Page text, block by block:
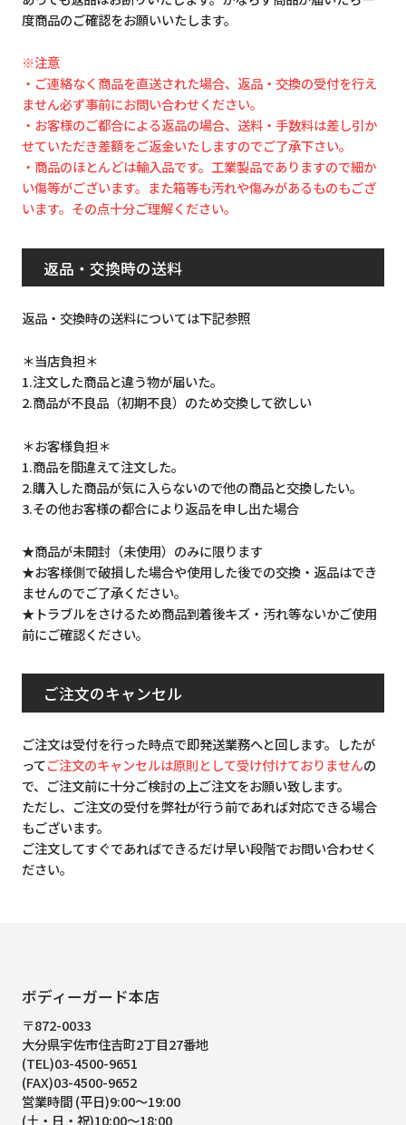
度商品のご確認をお願いいたします。
※注意
・ご連絡なく商品を直送された場合、返品・交換の受付を行え
ません必ず事前にお問い合わせください。
・お客様のご都合による返品の場合、送料・手数料は差し引か
せていただき差額をご返金いたしますのでご了承下さい。
・商品のほとんどは輸入品です。工業製品でありますので細か
い傷等がございます。また箱等も汚れや傷みがあるものもござ
います。その点十分ご理解ください。
返品・交換時の送料
返品・交換時の送料については下記参照
＊当店負担＊
1.注文した商品と違う物が届いた。
2.商品が不良品（初期不良）のため交換して欲しい
＊お客様負担＊
1.商品を間違えて注文した。
2.購入した商品が気に入らないので他の商品と交換したい。
3.その他お客様の都合により返品を申し出た場合
★商品が未開封（未使用）のみに限ります
★お客様側で破損した場合や使用した後での交換・返品はでき
ませんのでご了承ください。
★トラブルをさけるため商品到着後キズ・汚れ等ないかご使用
前にご確認ください。
ご注文のキャンセル
ご注文は受付を行った時点で即発送業務へと回します。したが
ってご注文のキャンセルは原則として受け付けておりませんの
で、ご注文前に十分ご検討の上ご注文をお願い致します。
ただし、ご注文の受付を弊社が行う前であれば対応できる場合
もございます。
ご注文してすぐであればできるだけ早い段階でお問い合わせく
ださい。
ボディーガード本店
〒872-0033
大分県宇佐市住吉町2丁目27番地
(TEL)03-4500-9651
(FAX)03-4500-9652
営業時間 (平日)9:00～19:00
(土・日・祝)10:00～18:00